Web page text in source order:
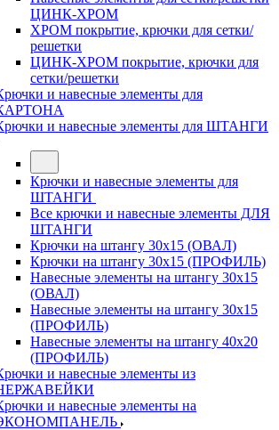
ЦИНК-ХРОМ
ХРОМ покрытие, крючки для сетки/
решетки
ЦИНК-ХРОМ покрытие, крючки для
сетки/решетки
и навесные элементы для
и навесные элементы для ШТАНГИ
Крючки и навесные элементы для
ШТАНГИ
Все крючки и навесные элементы ДЛЯ
ШТАНГИ
Крючки на штангу 30х15 (ОВАЛ)
Крючки на штангу 30х15 (ПРОФИЛЬ)
Навесные элементы на штангу 30х15
(ОВАЛ)
Навесные элементы на штангу 30х15
(ПРОФИЛЬ)
Навесные элементы на штангу 40х20
(ПРОФИЛЬ)
и навесные элементы из
и навесные элементы на